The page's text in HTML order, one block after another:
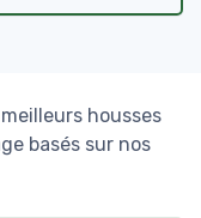
housses
basés sur nos